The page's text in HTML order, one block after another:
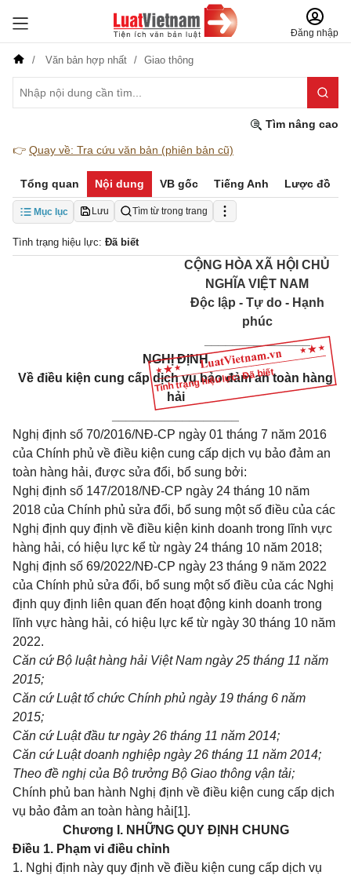
Đăng nhập
Văn bản hợp nhất Giao thông
Tìm nâng cao
👉 Quay về: Tra cứu văn bản (phiên bản cũ)
Tổng quan Nội dung VB gốc Tiếng Anh Lược đồ
Mục lục Lưu Tìm từ trong trang
Tình trạng hiệu lực: Đã biết
Tình trạng hiệu lực: Đã biết
CỘNG HÒA XÃ HỘI CHỦ
NGHĨA VIỆT NAM
Độc lập - Tự do - Hạnh
phúc
_______________
NGHỊ ĐỊNH
Về điều kiện cung cấp dịch vụ bảo đảm an toàn hàng
hải
Nghị định số 70/2016/NĐ-CP ngày 01 tháng 7 năm 2016
của Chính phủ về điều kiện cung cấp dịch vụ bảo đảm an
toàn hàng hải, được sửa đổi, bổ sung bởi:
Nghị định số 147/2018/NĐ-CP ngày 24 tháng 10 năm
2018 của Chính phủ sửa đổi, bổ sung một số điều của các
Nghị định quy định về điều kiện kinh doanh trong lĩnh vực
hàng hải, có hiệu lực kể từ ngày 24 tháng 10 năm 2018;
Nghị định số 69/2022/NĐ-CP ngày 23 tháng 9 năm 2022
của Chính phủ sửa đổi, bổ sung một số điều của các Nghị
định quy định liên quan đến hoạt động kinh doanh trong
lĩnh vực hàng hải, có hiệu lực kể từ ngày 30 tháng 10 năm
2022.
Căn cứ Bộ luật hàng hải Việt Nam ngày 25 tháng 11 năm
2015;
Căn cứ Luật tổ chức Chính phủ ngày 19 tháng 6 năm
2015;
Căn cứ Luật đầu tư ngày 26 tháng 11 năm 2014;
Căn cứ Luật doanh nghiệp ngày 26 tháng 11 năm 2014;
Theo đề nghị của Bộ trưởng Bộ Giao thông vận tải;
Chính phủ ban hành Nghị định về điều kiện cung cấp dịch
vụ bảo đảm an toàn hàng hải[1].
Chương I. NHỮNG QUY ĐỊNH CHUNG
Điều 1. Phạm vi điều chỉnh
1. Nghị định này quy định về điều kiện cung cấp dịch vụ